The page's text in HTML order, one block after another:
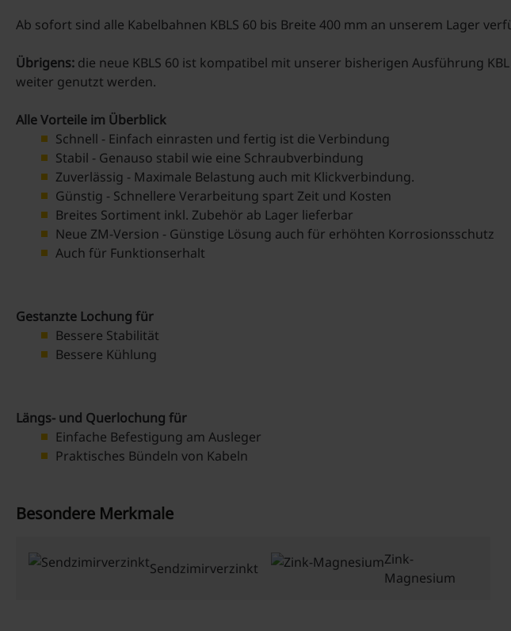
Ab sofort sind alle Kabelbahnen KBLS 60 bis Breite 400 mm an unserem Lager
Übrigens: die neue KBLS 60 ist kompatibel mit unserer bisherigen Ausführung
weiter genutzt werden.
Alle Vorteile im Überblick
Schnell - Einfach einrasten und fertig ist die Verbindung
Stabil - Genauso stabil wie eine Schraubverbindung
Zuverlässig - Maximale Belastung auch mit Klickverbindung.
Günstig - Schnellere Verarbeitung spart Zeit und Kosten
Breites Sortiment inkl. Zubehör ab Lager lieferbar
Neue ZM-Version - Günstige Lösung auch für erhöhten Korrosionsschutz
Auch für Funktionserhalt
Gestanzte Lochung für
Bessere Stabilität
Bessere Kühlung
Längs- und Querlochung für
Einfache Befestigung am Ausleger
Praktisches Bündeln von Kabeln
Besondere Merkmale
Sendzimirverzinkt
Zink-
Magnesium